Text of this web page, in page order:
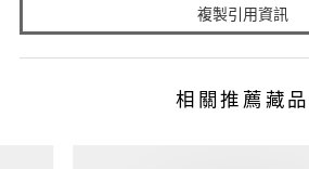
複製引用資訊
相關推薦藏品